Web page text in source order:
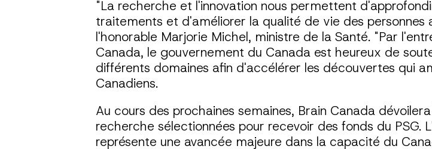
"La recherche et l'innovation nous permettent
traitements et d'améliorer la qualité de vie des
l'honorable Marjorie Michel, ministre de la Santé. "Par
Canada, le gouvernement du Canada est heureux de
différents domaines afin d'accélérer les découvertes qui
Canadiens.
Au cours des prochaines semaines, Brain Canada
recherche sélectionnées pour recevoir des fonds du
représente une avancée majeure dans la capacité du